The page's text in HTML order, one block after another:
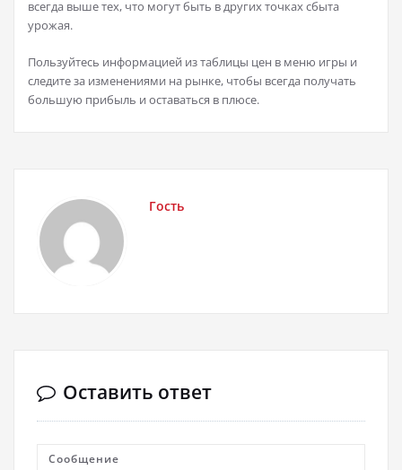
всегда выше тех, что могут быть в других точках сбыта
урожая.
Пользуйтесь информацией из таблицы цен в меню игры и
следите за изменениями на рынке, чтобы всегда получать
большую прибыль и оставаться в плюсе.
Гость
Оставить ответ